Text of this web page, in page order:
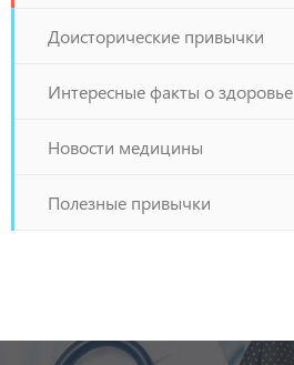
Доисторические привычки
Интересные факты о здоровье
Новости медицины
Полезные привычки